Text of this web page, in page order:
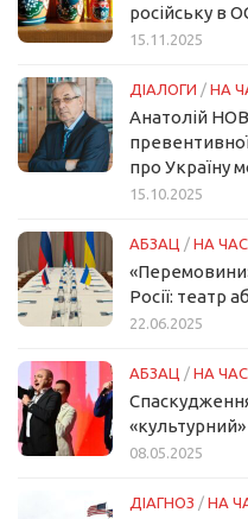
російську в
15.11.2025
ДІАЛОГИ / НА
Анатолій
про Україну
15.10.2025
АБЗАЦ / НА
Росії: театр
22.06.2025
АБЗАЦ / НА
08.05.2025
ДІАГНОЗ / НА